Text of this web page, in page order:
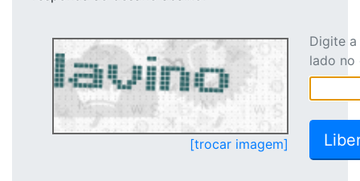
[trocar imagem]
Digite
lado no